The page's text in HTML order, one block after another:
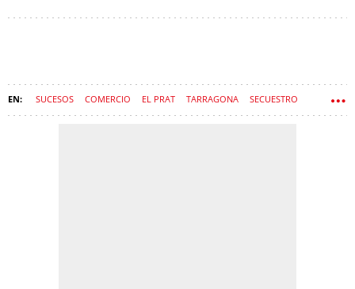
SUCESOS COMERCIO EL PRAT TARRAGONA SECUESTRO